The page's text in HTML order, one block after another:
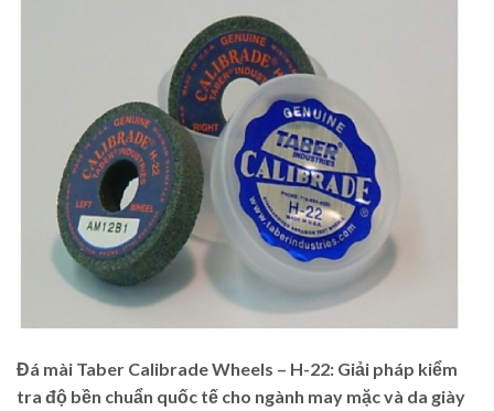
Đá mài Taber Calibrade Wheels – H-22: Giải pháp kiểm
tra độ bền chuẩn quốc tế cho ngành may mặc và da giày